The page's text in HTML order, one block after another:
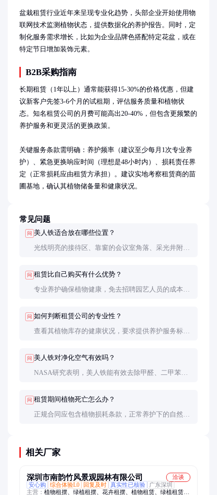
盆栽租赁行业近年来呈现专业化趋势，头部企业开始使用物
联网技术监测植物状态，提供数据化的养护报告。同时，定
制化服务需求增长，比如为企业品牌色搭配特定花盆，或在
特定节日增加装饰元素。
B2B采购指南
长期租赁（1年以上）通常能获得15-30%的价格优惠，但建
议新客户先签3-6个月的试租期，评估服务质量和植物状
态。知名租赁公司的月费可能高出20-40%，但包含更频繁的
养护服务和更灵活的更换政策。
关键服务条款需明确：养护频率（建议至少每月1次专业养
护）、紧急更换响应时间（理想是48小时内）、损耗责任界
定（正常损耗应由租赁方承担）。建议实地考察租赁商的苗
圃基地，确认其植物储备量和健康状况。
常见问题
问 美人铁适合放在哪些位置？
光线明亮的接待区、靠窗的会议室角落、采光井附近
态最佳。
问 租赁比自己购买有什么优势？
专业养护确保植物健康，免去招聘园艺人员的成本；
期的租赁总成本往往低于自主采购养护。
问 如何判断租赁公司的专业性？
查看其植物库存的健康状况，要求提供养护服务标准
问 美人铁对净化空气有效吗？
NASA研究表明，美人铁能有效去除甲醛、二甲苯等
期通风才能达到较好效果。
问 租赁期间植物死亡怎么办？
正规合同应包含植物损耗条款，正常养护下的自然死
相关厂家
深圳市南韵竹风景观园林有限公司
洽谈
安心购
综合体验L0 回复及时 真实性已核验
广东深圳
主营： 植物租摆、绿植租摆、花卉租摆、植物租赁、绿植租赁、